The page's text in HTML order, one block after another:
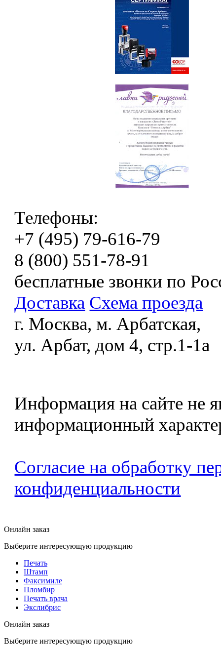
Телефоны:
+7 (495) 79-616-79
8 (800) 551-78-91
бесплатные звонки по
Доставка Схема проезда
г. Москва, м. Арбатская,
ул. Арбат, дом 4, стр.1-1а
Информация на сайте не
информационный
Согласие на обработку
конфиденциальности
Онлайн заказ
Выберите интересующую продукцию
Печать
Штамп
Факсимиле
Пломбир
Печать врача
Экслибрис
Онлайн заказ
Выберите интересующую продукцию